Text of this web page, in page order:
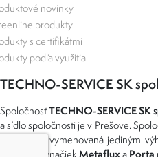
novinky
produkty
s certifikátmi
podľa využitia
TECHNO-SERVICE SK
SpoločnosťTECHNO-SERVICE SK
a sídlo spoločnosti je v Prešove.
bola vymenovaná jediným
produktov značiekMetafluxa Porta